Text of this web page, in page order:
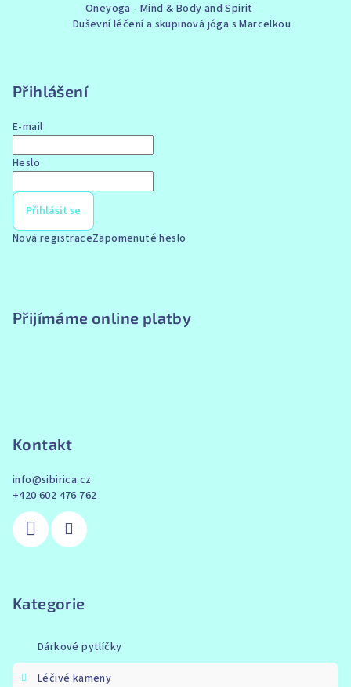
Oneyoga - Mind & Body and Spirit
Duševní léčení a skupinová jóga s Marcelkou
Přihlášení
E-mail
Heslo
Přihlásit se
Nová registraceZapomenuté heslo
Přijímáme online platby
Kontakt
info@sibirica.cz
+420 602 476 762
Kategorie
Dárkové pytlíčky
Léčivé kameny